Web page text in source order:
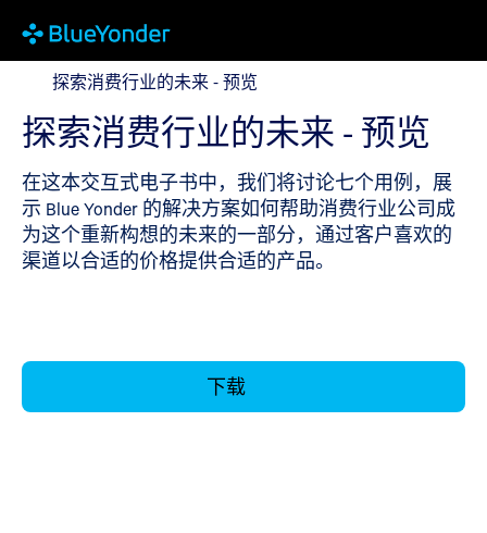
探索消费行业的未来 - 预览
探索消费行业的未来 - 预览
探索消费行业的未来 - 预览
在这本交互式电子书中，我们将讨论七个用例，展
示 Blue Yonder 的解决方案如何帮助消费行业公司成
为这个重新构想的未来的一部分，通过客户喜欢的
渠道以合适的价格提供合适的产品。
下载